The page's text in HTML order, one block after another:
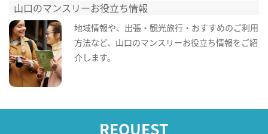
山口のマンスリーお役立ち情報
地域情報や、出張・観光旅行・おすすめのご利用
方法など、山口のマンスリーお役立ち情報をご紹
介します。
REQUEST